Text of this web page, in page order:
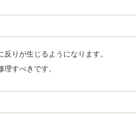
りが生じるようになります。
すべきです。